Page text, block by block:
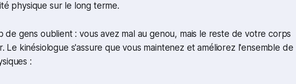
physique sur le long terme.
de gens oublient : vous avez mal au genou, mais le reste de votre corps
Le kinésiologue s'assure que vous maintenez et améliorez l'ensemble de
: